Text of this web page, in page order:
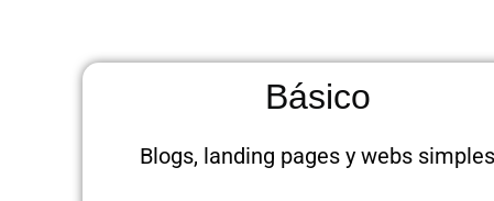
Básico
Blogs, landing pages y webs simples